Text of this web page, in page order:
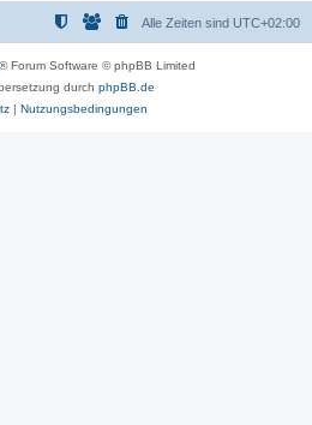
Alle Zeiten sind UTC+02:00
® Forum Software © phpBB Limited
durch phpBB.de
| Nutzungsbedingungen